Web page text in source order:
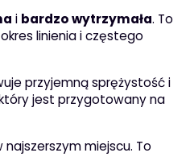
i bardzo wytrzymała. To
linienia i częstego
przyjemną sprężystość i
jest przygotowany na
miejscu. To